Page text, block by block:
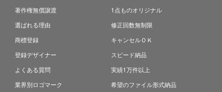
著作権無償譲渡
選ばれる理由
商標登録
登録デザイナー
よくある質問
業界別ロゴマーク
1点ものオリジナル
修正回数無制限
キャンセルＯＫ
スピード納品
実績1万件以上
希望のファイル形式納品